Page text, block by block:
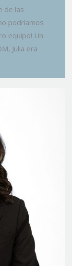
de las
podríamos
equipo! Un
Julia era